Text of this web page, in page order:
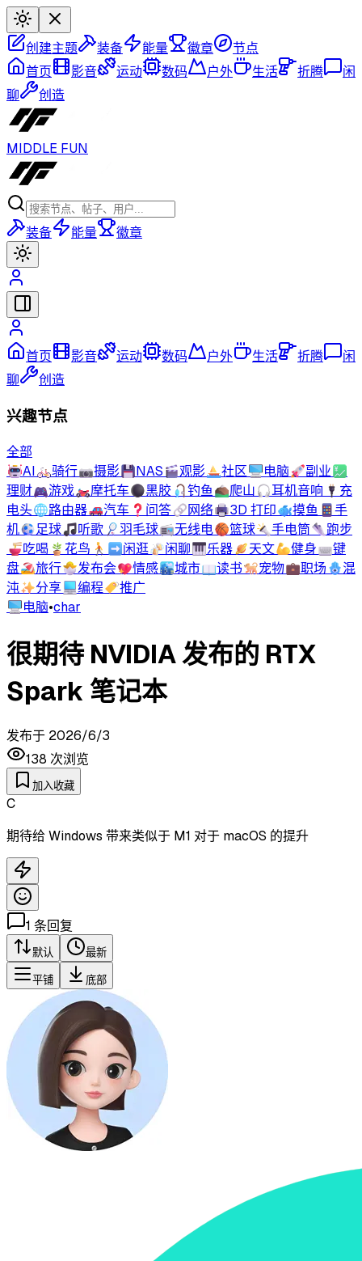
创建主题 装备 能量 徽章
节点
首页
影音 运动 数码 户外 生活 折腾
闲
聊
创造
MIDDLE FUN
装备 能量 徽章
首页 影音 运动 数码 户外 生活 折腾
闲
聊
创造
兴趣节点
全部
🤖AI🚲骑行📷摄影💾NAS🎬观影⛵社区🖥️电脑🚀副业💹
理财🎮游戏🏍️摩托车⚫黑胶 🎣钓鱼⛰️爬山🎧耳机音响 🔌 充
电头🌐路由器🚗汽车 ❓ 问答🔗网络🖨️3D 打印🐟摸鱼 📱手
机⚽足球🎵听歌 🏸羽毛球📻无线电🏀篮球🔦手电筒👟跑步
🍜吃喝 🪴 花鸟 🚶‍➡️闲逛🍻闲聊🎹乐器🪐天文💪健身⌨️键
盘🏖️旅行🐣发布会💖情感🏙️城市📖读书🐕宠物💼职场🪬混
沌✨分享💻编程🏷️推广
🖥️电脑•char
很期待 NVIDIA 发布的 RTX
Spark 笔记本
发布于 2026/6/3
138 次浏览
加入收藏
C
期待给 Windows 带来类似于 M1 对于 macOS 的提升
1 条回复
默认 最新
平铺 底部